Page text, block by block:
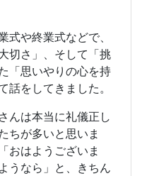
や終業式などで、
切さ」、そして「挑
「思いやりの心を持
話をしてきました。
んは本当に礼儀正し
ちが多いと思いま
おはようございま
うなら」と、きちん